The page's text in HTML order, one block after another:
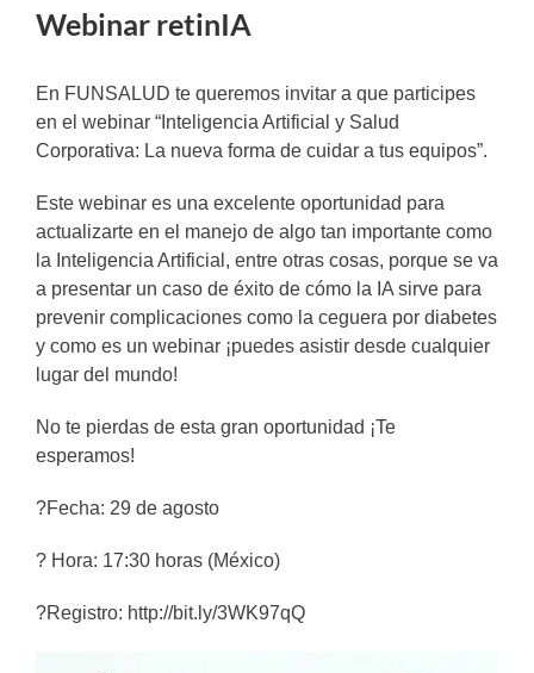
Webinar retinIA
En FUNSALUD te queremos invitar a que participes
en el webinar “Inteligencia Artificial y Salud
Corporativa: La nueva forma de cuidar a tus equipos”.
Este webinar es una excelente oportunidad para
actualizarte en el manejo de algo tan importante como
la Inteligencia Artificial, entre otras cosas, porque se va
a presentar un caso de éxito de cómo la IA sirve para
prevenir complicaciones como la ceguera por diabetes
y como es un webinar ¡puedes asistir desde cualquier
lugar del mundo!
No te pierdas de esta gran oportunidad ¡Te
esperamos!
?️Fecha: 29 de agosto
? Hora: 17:30 horas (México)
?Registro: http://bit.ly/3WK97qQ